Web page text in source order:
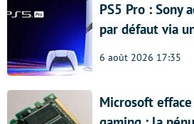
PS5 Pro : Sony
par défaut via
6 août 2026 17:35
Microsoft